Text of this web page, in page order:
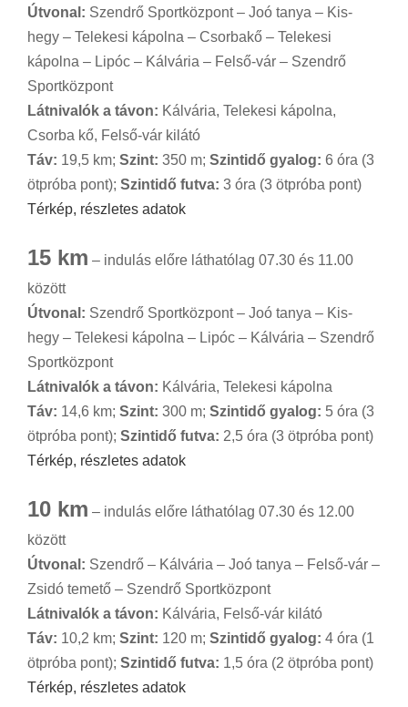
Útvonal: Szendrő Sportközpont – Joó tanya – Kis-
hegy – Telekesi kápolna – Csorbakő – Telekesi
kápolna – Lipóc – Kálvária – Felső-vár – Szendrő
Sportközpont
Látnivalók a távon: Kálvária, Telekesi kápolna,
Csorba kő, Felső-vár kilátó
Táv: 19,5 km; Szint: 350 m; Szintidő gyalog: 6 óra (3
ötpróba pont); Szintidő futva: 3 óra (3 ötpróba pont)
Térkép, részletes adatok
15 km – indulás előre láthatólag 07.30 és 11.00
között
Útvonal: Szendrő Sportközpont – Joó tanya – Kis-
hegy – Telekesi kápolna – Lipóc – Kálvária – Szendrő
Sportközpont
Látnivalók a távon: Kálvária, Telekesi kápolna
Táv: 14,6 km; Szint: 300 m; Szintidő gyalog: 5 óra (3
ötpróba pont); Szintidő futva: 2,5 óra (3 ötpróba pont)
Térkép, részletes adatok
10 km – indulás előre láthatólag 07.30 és 12.00
között
Útvonal: Szendrő – Kálvária – Joó tanya – Felső-vár –
Zsidó temető – Szendrő Sportközpont
Látnivalók a távon: Kálvária, Felső-vár kilátó
Táv: 10,2 km; Szint: 120 m; Szintidő gyalog: 4 óra (1
ötpróba pont); Szintidő futva: 1,5 óra (2 ötpróba pont)
Térkép, részletes adatok